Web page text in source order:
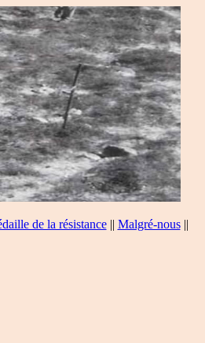
de la résistance|| Malgré-nous||